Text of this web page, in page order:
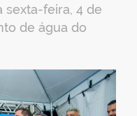
feira, 4 de
de água do